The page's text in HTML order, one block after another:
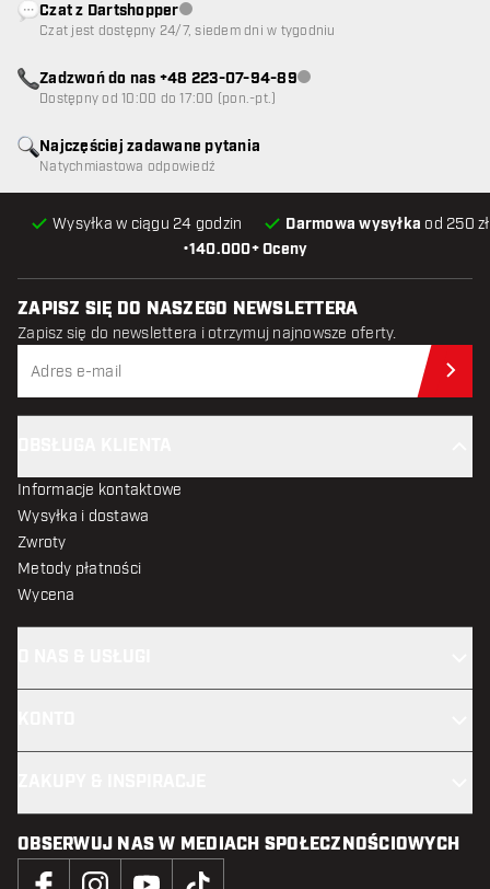
•140.000+ Oceny
Wysyłka w ciągu 24 godzin Darmowa wysyłka od 250
Najczęściej zadawane pytania
Natychmiastowa odpowiedź
Czat z DartshopperObsługa klienta niedostępna
Czat jest dostępny 24/7, siedem dni w tygodniu
Zadzwoń do nas +48 223-07-94-89Obsługa klienta niedostępna
Dostępny od 10:00 do 17:00 (pon.-pt.)
ZAPISZ SIĘ DO NASZEGO NEWSLETTERA
Zapisz się do newslettera i otrzymuj najnowsze oferty.
Informacje kontaktowe
Wysyłka i dostawa
Zwroty
Metody płatności
Wycena
OBSERWUJ NAS W MEDIACH SPOŁECZNOŚCIOWYCH